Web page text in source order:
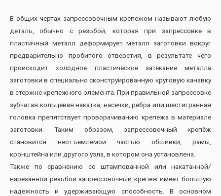
В общих чертах запрессовочным крепежом называют любую
деталь, обычно с резьбой, которая при запрессовке в
пластичный металл деформирует металл заготовки вокруг
предварительно пробитого отверстия, в результате чего
происходит холодное пластическое затекание металла
заготовки в специально сконструированную круговую канавку
в стержне крепежного элемента. При правильной запрессовке
зубчатая кольцевая накатка, насечки, ребра или шестигранная
головка препятствует проворачиванию крепежа в материале
заготовки. Таким образом, запрессовочный крепёж
становится неотъемлемой частью обшивки, рамы,
кронштейна или другого узла, в котором она установлена.
Также по сравнению со штампованной или накатанной/
нарезанной резьбой запрессовочный крепеж имеет большую
надежность и удерживающую способность. В основном